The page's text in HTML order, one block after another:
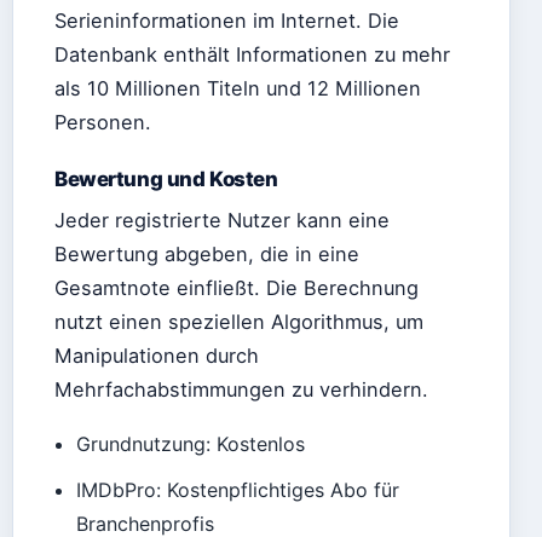
Serieninformationen im Internet. Die
Datenbank enthält Informationen zu mehr
als 10 Millionen Titeln und 12 Millionen
Personen.
Bewertung und Kosten
Jeder registrierte Nutzer kann eine
Bewertung abgeben, die in eine
Gesamtnote einfließt. Die Berechnung
nutzt einen speziellen Algorithmus, um
Manipulationen durch
Mehrfachabstimmungen zu verhindern.
Grundnutzung: Kostenlos
IMDbPro: Kostenpflichtiges Abo für
Branchenprofis